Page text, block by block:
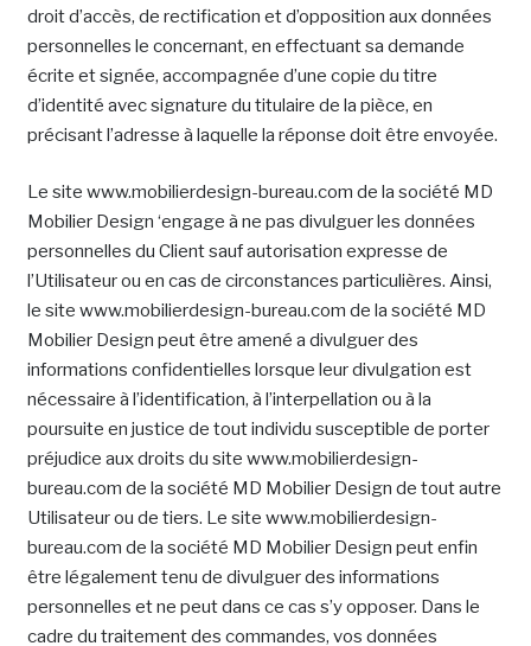
droit d’accès, de rectification et d’opposition aux données
personnelles le concernant, en effectuant sa demande
écrite et signée, accompagnée d’une copie du titre
d’identité avec signature du titulaire de la pièce, en
précisant l’adresse à laquelle la réponse doit être envoyée.
Le site www.mobilierdesign-bureau.com de la société MD
Mobilier Design ‘engage à ne pas divulguer les données
personnelles du Client sauf autorisation expresse de
l’Utilisateur ou en cas de circonstances particulières. Ainsi,
le site www.mobilierdesign-bureau.com de la société MD
Mobilier Design peut être amené a divulguer des
informations confidentielles lorsque leur divulgation est
nécessaire à l’identification, à l’interpellation ou à la
poursuite en justice de tout individu susceptible de porter
préjudice aux droits du site www.mobilierdesign-
bureau.com de la société MD Mobilier Design de tout autre
Utilisateur ou de tiers. Le site www.mobilierdesign-
bureau.com de la société MD Mobilier Design peut enfin
être légalement tenu de divulguer des informations
personnelles et ne peut dans ce cas s’y opposer. Dans le
cadre du traitement des commandes, vos données